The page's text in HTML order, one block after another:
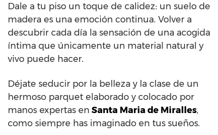
Dale a tu piso un toque de calidez: un suelo de
madera es una emoción continua. Volver a
descubrir cada día la sensación de una acogida
íntima que únicamente un material natural y
vivo puede hacer.
Déjate seducir por la belleza y la clase de un
hermoso parquet elaborado y colocado por
manos expertas en Santa Maria de Miralles,
como siempre has imaginado en tus sueños.